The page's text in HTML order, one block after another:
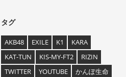
タグ
AKB48 EXILE K1
KARA
KAT-TUN
KIS-MY-FT2
RIZIN
TWITTER
YOUTUBE
かんぽ生命